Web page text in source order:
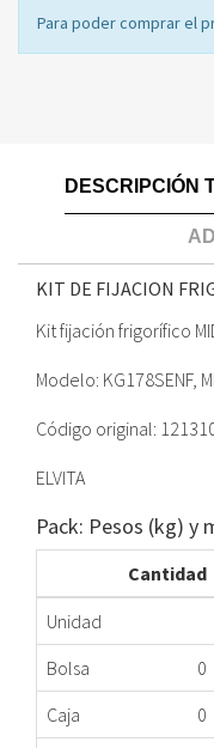
Para poder comprar el
DESCRIPCIÓN
KIT DE FIJACION
Kit fijación frigorífico
Modelo: KG178SENF,
Código original:
ELVITA
Pack: Pesos (kg) y
Cantidad
Unidad
Bolsa
0
Caja
0